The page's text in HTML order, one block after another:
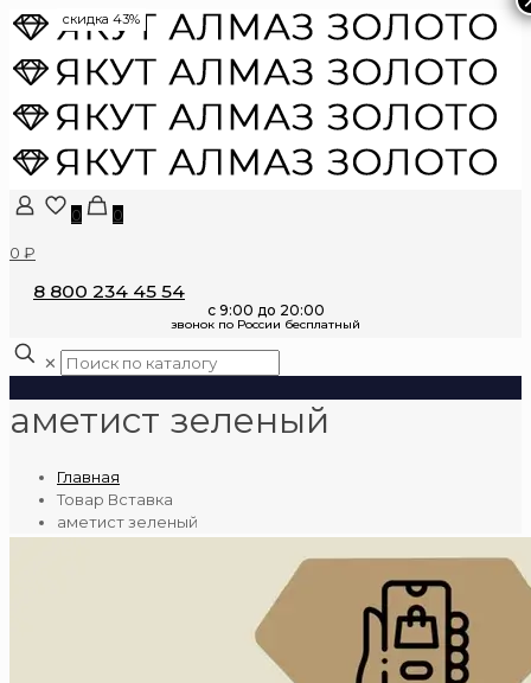
0
0
0 ₽
8 800 234 45 54
✕
аметист зеленый
Главная
Товар Вставка
аметист зеленый
скидка 43%